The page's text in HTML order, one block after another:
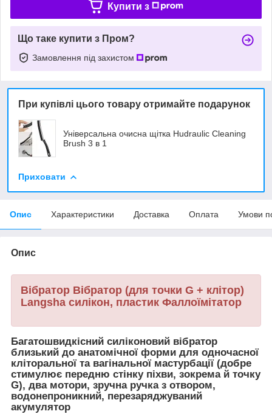
Купити з
Що таке купити з Пром?
Замовлення під захистом
При купівлі цього товару отримайте подарунок
Універсальна очисна щітка Hudraulic Cleaning
Brush 3 в 1
Приховати
Опис Характеристики Доставка Оплата Умови
Опис
Вібратор Вібратор (для точки G + клітор)
Langsha силікон, пластик Фаллоїмітатор
Багатошвидкісний силіконовий вібратор
близький до анатомічної форми для одночасної
кліторальної та вагінальної мастурбації (добре
стимулює передню стінку піхви, зокрема й точку
G), два мотори, зручна ручка з отвором,
водонепроникний, перезаряджуваний
акумулятор